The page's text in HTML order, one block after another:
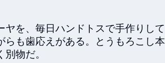
ヤを、毎日ハンドトスで手作りし
も歯応えがある。とうもろこし
物だ。